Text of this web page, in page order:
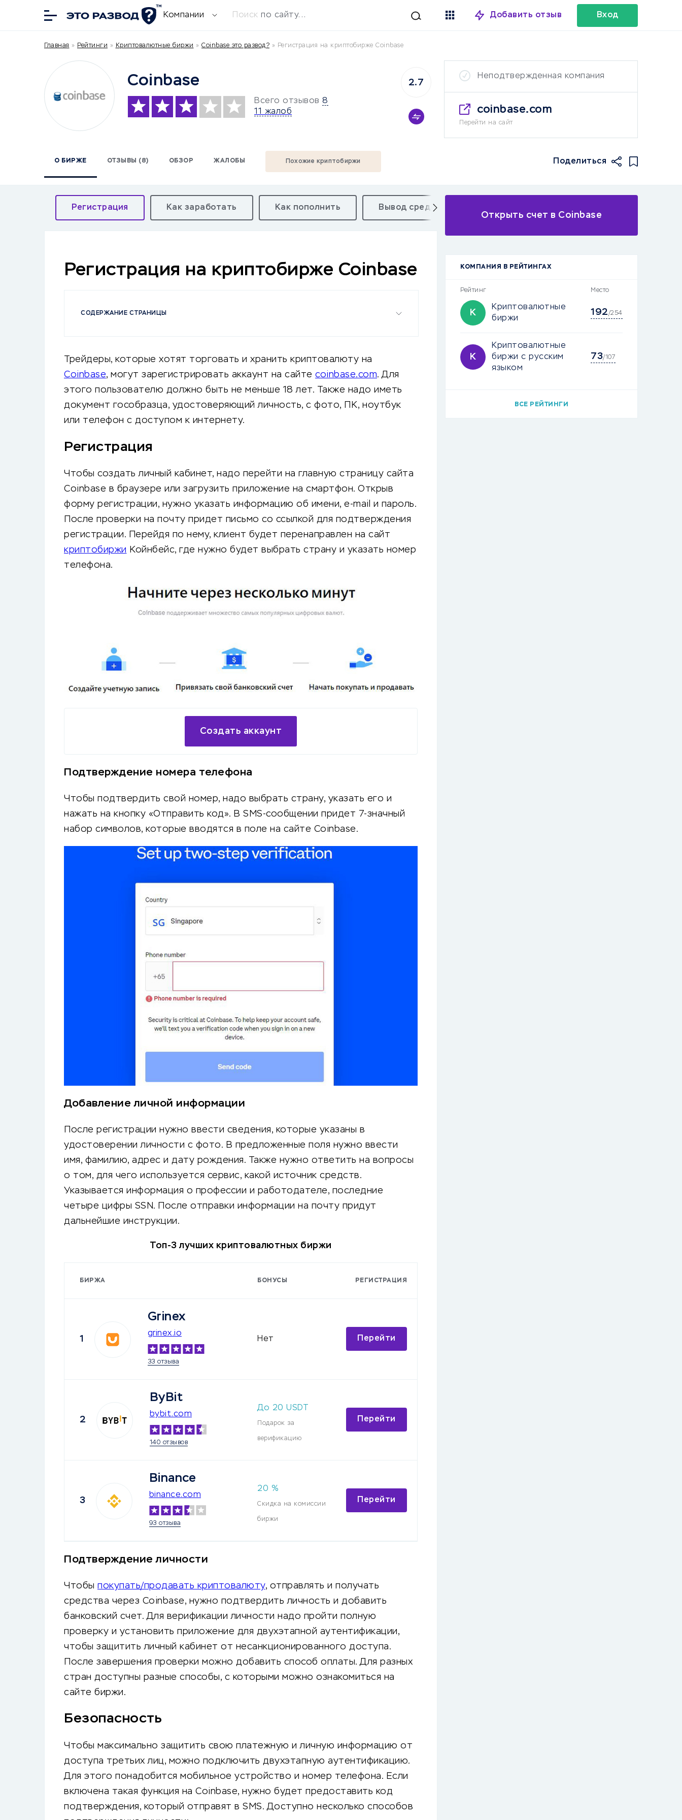
Компании Поиск по сайту... Добавить отзыв Вход
Главная » Рейтинги » Криптовалютные биржи » Coinbase это развод? » Регистрация на криптобирже Coinbase
Coinbase
Всего отзывов 8
11 жалоб
2.7
Неподтвержденная компания
coinbase.com
Перейти на сайт
О БИРЖЕ ОТЗЫВЫ (8) ОБЗОР ЖАЛОБЫ Похожие криптобиржи Поделиться
Регистрация Как заработать Как пополнить Вывод средств
Регистрация на криптобирже Coinbase
СОДЕРЖАНИЕ СТРАНИЦЫ
Трейдеры, которые хотят торговать и хранить криптовалюту на
Coinbase, могут зарегистрировать аккаунт на сайте coinbase.com. Для
этого пользователю должно быть не меньше 18 лет. Также надо иметь
документ гособразца, удостоверяющий личность, с фото, ПК, ноутбук
или телефон с доступом к интернету.
Регистрация
Чтобы создать личный кабинет, надо перейти на главную страницу сайта
Coinbase в браузере или загрузить приложение на смартфон. Открыв
форму регистрации, нужно указать информацию об имени, e-mail и пароль.
После проверки на почту придет письмо со ссылкой для подтверждения
регистрации. Перейдя по нему, клиент будет перенаправлен на сайт
криптобиржи Койнбейс, где нужно будет выбрать страну и указать номер
телефона.
Создать аккаунт
Подтверждение номера телефона
Чтобы подтвердить свой номер, надо выбрать страну, указать его и
нажать на кнопку «Отправить код». В SMS-сообщении придет 7-значный
набор символов, которые вводятся в поле на сайте Coinbase.
Добавление личной информации
После регистрации нужно ввести сведения, которые указаны в
удостоверении личности с фото. В предложенные поля нужно ввести
имя, фамилию, адрес и дату рождения. Также нужно ответить на вопросы
о том, для чего используется сервис, какой источник средств.
Указывается информация о профессии и работодателе, последние
четыре цифры SSN. После отправки информации на почту придут
дальнейшие инструкции.
Топ-3 лучших криптовалютных биржи
БИРЖА БОНУСЫ РЕГИСТРАЦИЯ
1
Grinex
grinex.io
33 отзыва
Нет Перейти
2
ByBit
bybit.com
140 отзывов
До 20 USDT
Подарок за
верификацию
Перейти
3
Binance
binance.com
93 отзыва
20 %
Скидка на комиссии
биржи
Перейти
Подтверждение личности
Чтобы покупать/продавать криптовалюту, отправлять и получать
средства через Coinbase, нужно подтвердить личность и добавить
банковский счет. Для верификации личности надо пройти полную
проверку и установить приложение для двухэтапной аутентификации,
чтобы защитить личный кабинет от несанкционированного доступа.
После завершения проверки можно добавить способ оплаты. Для разных
стран доступны разные способы, с которыми можно ознакомиться на
сайте биржи.
Безопасность
Чтобы максимально защитить свою платежную и личную информацию от
доступа третьих лиц, можно подключить двухэтапную аутентификацию.
Для этого понадобится мобильное устройство и номер телефона. Если
включена такая функция на Coinbase, нужно будет предоставить код
подтверждения, который отправят в SMS. Доступно несколько способов
Открыть счет в Coinbase
КОМПАНИЯ В РЕЙТИНГАХ
Рейтинг Место
К
Криптовалютные
биржи
192/254
К
Криптовалютные
биржи с русским
языком
73/107
ВСЕ РЕЙТИНГИ